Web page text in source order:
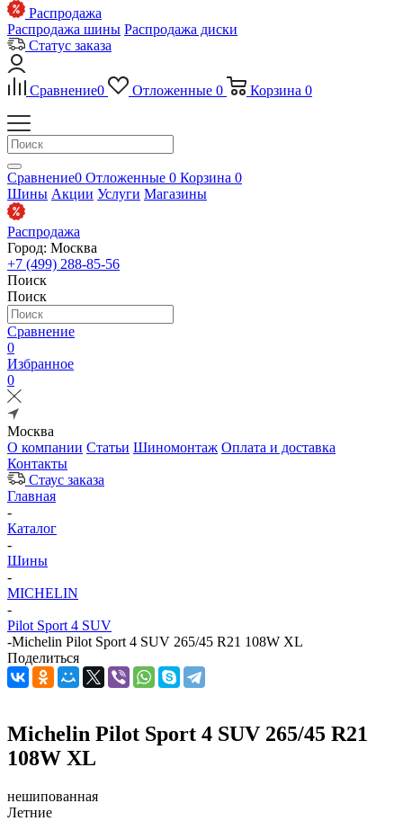
Распродажа
Распродажа шины Распродажа диски
Статус заказа
Сравнение0 Отложенные 0 Корзина 0
Сравнение0 Отложенные 0 Корзина 0
Шины Акции Услуги Магазины
Распродажа
Город: Москва
+7 (499) 288-85-56
Поиск
Поиск
Сравнение
0
Избранное
0
Москва
О компании Статьи Шиномонтаж Оплата и доставка
Контакты
Стаус заказа
Главная
-
Каталог
-
Шины
-
MICHELIN
-
Pilot Sport 4 SUV
-Michelin Pilot Sport 4 SUV 265/45 R21 108W XL
Поделиться
Michelin Pilot Sport 4 SUV 265/45 R21
108W XL
нешипованная
Летние